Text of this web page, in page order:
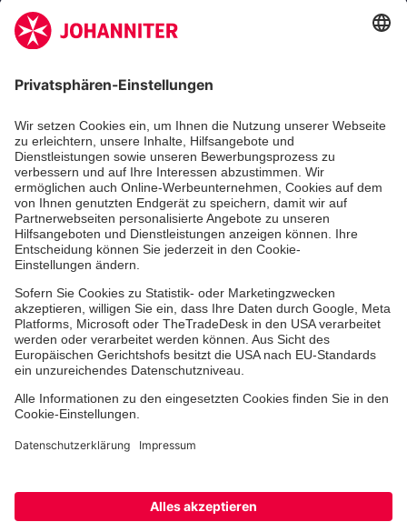
Über uns
Unsere Themen
Projekte deutschlandweit
Vor Ort
Downloads